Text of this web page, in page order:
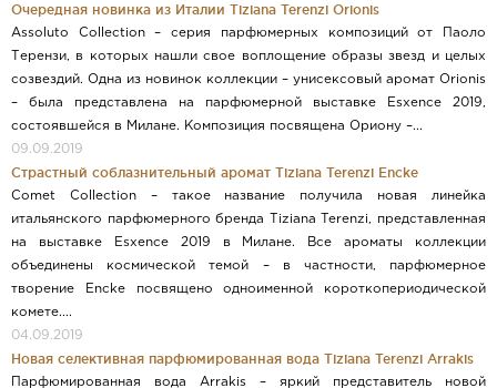
Очередная новинка из Италии Tiziana Terenzi Orionis
Assoluto Collection – серия парфюмерных композиций от Паоло
Терензи, в которых нашли свое воплощение образы звезд и целых
созвездий. Одна из новинок коллекции – унисексовый аромат Orionis
– была представлена на парфюмерной выставке Esxence 2019,
состоявшейся в Милане. Композиция посвящена Ориону –...
09.09.2019
Страстный соблазнительный аромат Tiziana Terenzi Encke
Comet Collection – такое название получила новая линейка
итальянского парфюмерного бренда Tiziana Terenzi, представленная
на выставке Esxence 2019 в Милане. Все ароматы коллекции
объединены космической темой – в частности, парфюмерное
творение Encke посвящено одноименной короткопериодической
комете....
04.09.2019
Новая селективная парфюмированная вода Tiziana Terenzi Arrakis
Парфюмированная вода Arrakis – яркий представитель новой